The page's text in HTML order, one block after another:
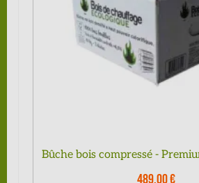
Bûche bois compressé -
489,00 €